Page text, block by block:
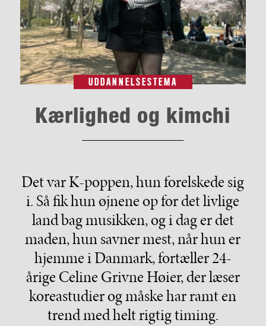
UDDANNELSESTEMA
Kærlighed og kimchi
Det var K-poppen, hun forelskede sig
i. Så fik hun øjnene op for det livlige
land bag musikken, og i dag er det
maden, hun savner mest, når hun er
hjemme i Danmark, fortæller 24-
årige Celine Grivne Høier, der læser
koreastudier og måske har ramt en
trend med helt rigtig timing.